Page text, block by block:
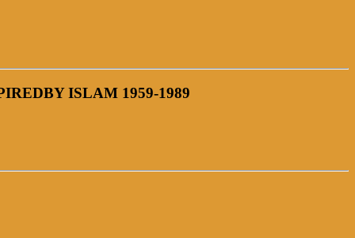
ISLAM 1959-1989